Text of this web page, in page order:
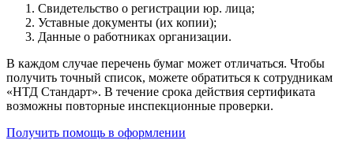
Свидетельство о регистрации юр. лица;
Уставные документы (их копии);
Данные о работниках организации.
В каждом случае перечень бумаг может отличаться. Чтобы
получить точный список, можете обратиться к сотрудникам
«НТД Стандарт». В течение срока действия сертификата
возможны повторные инспекционные проверки.
Получить помощь в оформлении